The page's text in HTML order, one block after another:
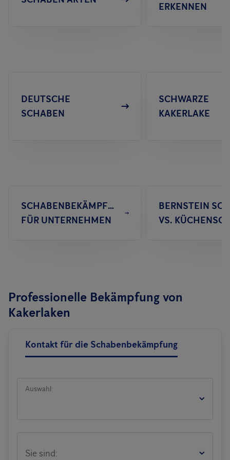
Häutungsstadien, bevor sie zu erwachsenen Kakerlaken
Sobald Kakerlaken Zugang zu Nahrung und einem sicheren
Versteck gefunden haben, können sie sich schnell vermehren
ERKENNEN
DEUTSCHE
SCHABEN
SCHWARZE
KAKERLAKE
SCHABENBEKÄMPFUNG
FÜR UNTERNEHMEN
BERNSTEIN
VS.
Professionelle Bekämpfung von
Kakerlaken
Kontakt für die Schabenbekämpfung
Auswahl:
Sie sind: